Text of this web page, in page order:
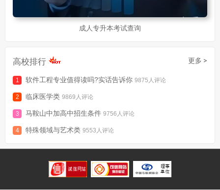
成人专升本考试查询
高校排行 更多 >
软件工程专业值得读吗?实话告诉你 9875人评论
临床医学类 9869人评论
马鞍山中加高中招生条件 9756人评论
特殊领域与艺术类 9553人评论